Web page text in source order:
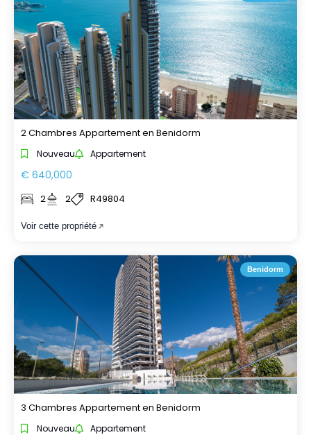
2 Chambres Appartement en Benidorm
Nouveau Appartement
€ 640,000
2 2 R49804
Voir cette propriété
Benidorm
3 Chambres Appartement en Benidorm
Nouveau Appartement